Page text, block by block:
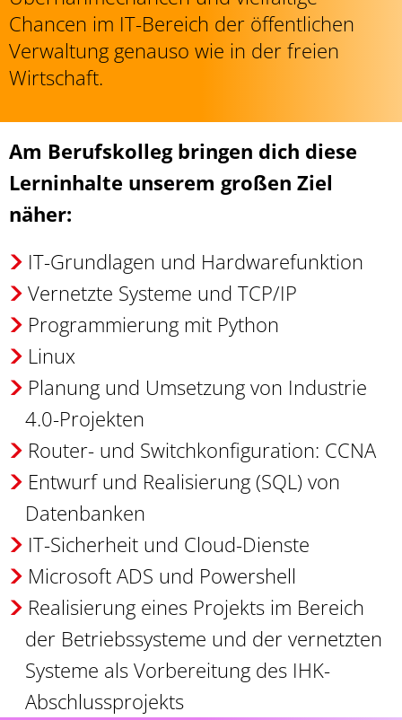
Chancen im IT-Bereich der öffentlichen
Verwaltung genauso wie in der freien
Wirtschaft.
Am Berufskolleg bringen dich diese
Lerninhalte unserem großen Ziel
näher:
IT-Grundlagen und Hardwarefunktion
Vernetzte Systeme und TCP/IP
Programmierung mit Python
Linux
Planung und Umsetzung von Industrie
4.0-Projekten
Router- und Switchkonfiguration: CCNA
Entwurf und Realisierung (SQL) von
Datenbanken
IT-Sicherheit und Cloud-Dienste
Microsoft ADS und Powershell
Realisierung eines Projekts im Bereich
der Betriebssysteme und der vernetzten
Systeme als Vorbereitung des IHK-
Abschlussprojekts